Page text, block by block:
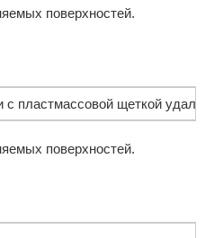
поверхностей.
пластмассовой щеткой
поверхностей.